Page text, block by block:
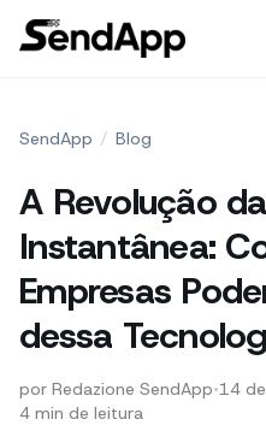
SendApp / Blog
A Revolução
Instantânea:
Empresas
dessa
por Redazione SendApp•14
4 min de leitura